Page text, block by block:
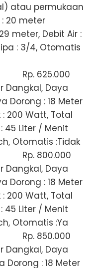
atau permukaan
20 meter
meter, Debit Air :
: 3/4, Otomatis
Rp. 625.000
Dangkal, Daya
Dorong : 18 Meter
200 Watt, Total
45 Liter / Menit
Otomatis :Tidak
Rp. 800.000
Dangkal, Daya
Dorong : 18 Meter
200 Watt, Total
45 Liter / Menit
Otomatis :Ya
Rp. 850.000
Dangkal, Daya
Dorong : 18 Meter